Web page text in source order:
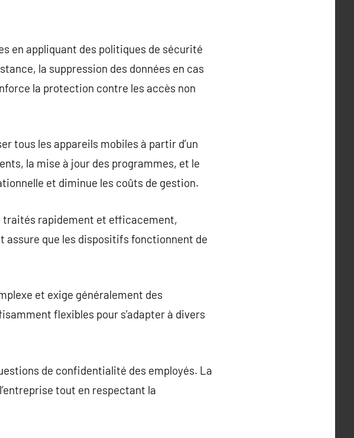
en appliquant des politiques de sécurité
la suppression des données en cas
la protection contre les accès non
tous les appareils mobiles à partir d’un
la mise à jour des programmes, et le
et diminue les coûts de gestion.
traités rapidement et efficacement,
assure que les dispositifs fonctionnent de
et exige généralement des
flexibles pour s’adapter à divers
de confidentialité des employés. La
tout en respectant la